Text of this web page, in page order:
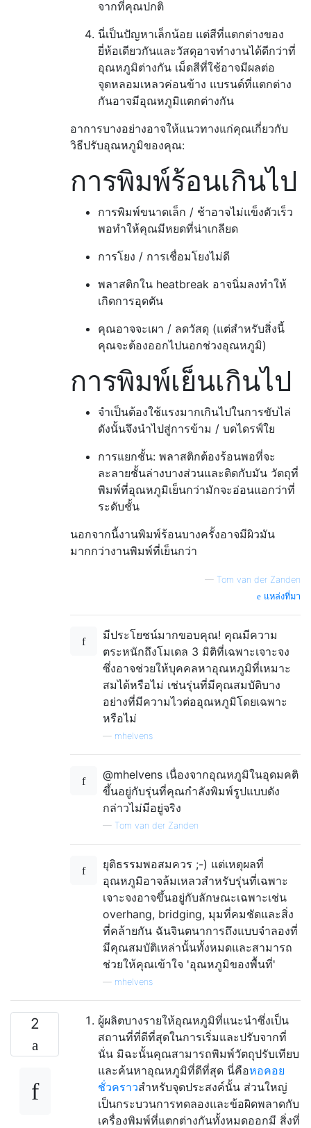
จากที่คุณปกติ
นี่เป็นปัญหาเล็กน้อย แต่สีที่แตกต่างของ
ยี่ห้อเดียวกันและวัสดุอาจทำงานได้ดีกว่าที่
อุณหภูมิต่างกัน เม็ดสีที่ใช้อาจมีผลต่อ
จุดหลอมเหลวค่อนข้าง แบรนด์ที่แตกต่าง
กันอาจมีอุณหภูมิแตกต่างกัน
อาการบางอย่างอาจให้แนวทางแก่คุณเกี่ยวกับ
วิธีปรับอุณหภูมิของคุณ:
การพิมพ์ร้อนเกินไป
การพิมพ์ขนาดเล็ก / ช้าอาจไม่แข็งตัวเร็ว
พอทำให้คุณมีหยดที่น่าเกลียด
การโยง / การเชื่อมโยงไม่ดี
พลาสติกใน heatbreak อาจนิ่มลงทำให้
เกิดการอุดตัน
คุณอาจจะเผา / ลดวัสดุ (แต่สำหรับสิ่งนี้
คุณจะต้องออกไปนอกช่วงอุณหภูมิ)
การพิมพ์เย็นเกินไป
จำเป็นต้องใช้แรงมากเกินไปในการขับไล่
ดังนั้นจึงนำไปสู่การข้าม / บดไดรฟ์ใย
การแยกชั้น: พลาสติกต้องร้อนพอที่จะ
ละลายชั้นล่างบางส่วนและติดกับมัน วัตถุที่
พิมพ์ที่อุณหภูมิเย็นกว่ามักจะอ่อนแอกว่าที่
ระดับชั้น
นอกจากนี้งานพิมพ์ร้อนบางครั้งอาจมีผิวมัน
มากกว่างานพิมพ์ที่เย็นกว่า
— Tom van der Zanden
แหล่งที่มา
มีประโยชน์มากขอบคุณ! คุณมีความ
ตระหนักถึงโมเดล 3 มิติที่เฉพาะเจาะจง
ซึ่งอาจช่วยให้บุคคลหาอุณหภูมิที่เหมาะ
สมได้หรือไม่ เช่นรุ่นที่มีคุณสมบัติบาง
อย่างที่มีความไวต่ออุณหภูมิโดยเฉพาะ
หรือไม่
mhelvens
@mhelvens เนื่องจากอุณหภูมิในอุดมคติ
ขึ้นอยู่กับรุ่นที่คุณกำลังพิมพ์รูปแบบดัง
กล่าวไม่มีอยู่จริง
— Tom van der Zanden
ยุติธรรมพอสมควร ;-) แต่เหตุผลที่
อุณหภูมิอาจล้มเหลวสำหรับรุ่นที่เฉพาะ
เจาะจงอาจขึ้นอยู่กับลักษณะเฉพาะเช่น
overhang, bridging, มุมที่คมชัดและสิ่ง
ที่คล้ายกัน ฉันจินตนาการถึงแบบจำลองที่
มีคุณสมบัติเหล่านั้นทั้งหมดและสามารถ
ช่วยให้คุณเข้าใจ 'อุณหภูมิของพื้นที่'
mhelvens
2
ผู้ผลิตบางรายให้อุณหภูมิที่แนะนำซึ่งเป็น
สถานที่ที่ดีที่สุดในการเริ่มและปรับจากที่
นั่น มิฉะนั้นคุณสามารถพิมพ์วัตถุปรับเทียบ
และค้นหาอุณหภูมิที่ดีที่สุด นี่คือหอคอย
ชั่วคราวสำหรับจุดประสงค์นั้น ส่วนใหญ่
เป็นกระบวนการทดลองและข้อผิดพลาดกับ
เครื่องพิมพ์ที่แตกต่างกันทั้งหมดออกมี สิ่งที่